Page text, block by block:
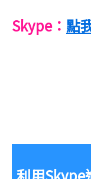
Skype： 點